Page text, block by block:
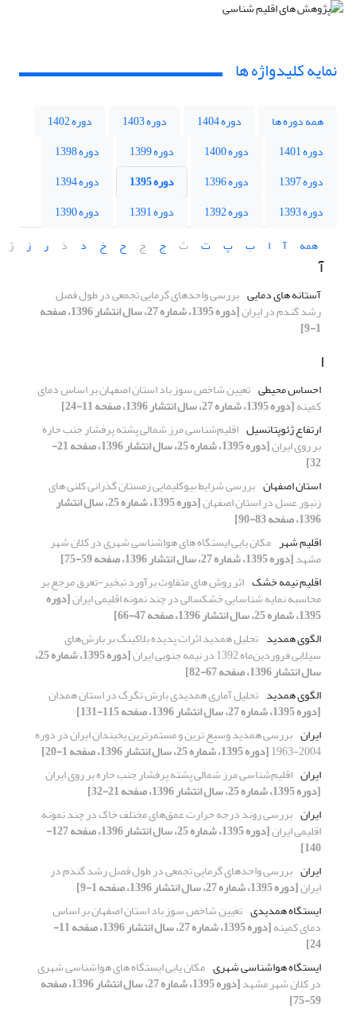
نمایه کلیدواژه ها
همه دوره ها دوره 1404 دوره 1403
دوره 1402
دوره 1401
دوره 1400 دوره 1399
دوره 1398
دوره 1397
دوره 1396 دوره 1395
دوره 1394
دوره 1393
دوره 1392 دوره 1391
دوره 1390
همه
آ ا ب پ ت ث ج چ ح خ د ذ ر ز ژ
آ
آستانه های دمایی بررسی واحدهای گرمایی تجمعی در طول فصل
رشد گندم در ایران [دوره 1395، شماره 27، سال انتشار 1396، صفحه
1-9]
ا
احساس محیطی تعیین شاخص سوز باد استان اصفهان بر اساس دمای
کمینه[دوره 1395، شماره 27، سال انتشار 1396، صفحه 11-24]
ارتفاع ژئوپتانسیل اقلیم‌شناسی مرز شمالی پشته پرفشار جنب حاره
بر روی ایران [دوره 1395، شماره 25، سال انتشار 1396، صفحه 21-
32]
استان اصفهان بررسی شرایط بیوکلیمایی زمستان گذرانی کلنی های
زنبور عسل در استان اصفهان [دوره 1395، شماره 25، سال انتشار
1396، صفحه 83-90]
اقلیم شهر مکان یابی ایستگاه های هواشناسی شهری در کلان شهر
مشهد[دوره 1395، شماره 27، سال انتشار 1396، صفحه 59-75]
اقلیم نیمه خشک اثر روش های متفاوت برآورد تبخیر-تعرق مرجع بر
محاسبه نمایه شناسایی خشکسالی در چند نمونه اقلیمی ایران[دوره
1395، شماره 25، سال انتشار 1396، صفحه 47-66]
الگوی همدید تحلیل همدید اثرات پدیده بلاکینگ بر بارش‌های
سیلابی فروردین‌ماه 1392 در نیمه جنوبی ایران [دوره 1395، شماره 25،
سال انتشار 1396، صفحه 67-82]
الگوی همدید تحلیل آماری همدیدی بارش تگرگ در استان همدان
[دوره 1395، شماره 27، سال انتشار 1396، صفحه 115-131]
ایران بررسی همدید وسیع ترین و مستمرترین یخبندان ایران در دوره
2004-1963
[دوره 1395، شماره 25، سال انتشار 1396، صفحه 1-20]
ایران اقلیم‌شناسی مرز شمالی پشته پرفشار جنب حاره بر روی ایران
[دوره 1395، شماره 25، سال انتشار 1396، صفحه 21-32]
ایران بررسی روند درجه حرارت عمق‌های مختلف خاک در چند نمونه
اقلیمی ایران [دوره 1395، شماره 25، سال انتشار 1396، صفحه 127-
140]
ایران بررسی واحدهای گرمایی تجمعی در طول فصل رشد گندم در
ایران[دوره 1395، شماره 27، سال انتشار 1396، صفحه 1-9]
ایستگاه همدیدی تعیین شاخص سوز باد استان اصفهان بر اساس
دمای کمینه [دوره 1395، شماره 27، سال انتشار 1396، صفحه 11-
24]
ایستگاه هواشناسی شهری مکان یابی ایستگاه های هواشناسی شهری
در کلان شهر مشهد [دوره 1395، شماره 27، سال انتشار 1396، صفحه
59-75]